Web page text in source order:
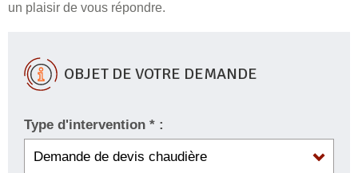
un plaisir de vous répondre.
OBJET DE VOTRE DEMANDE
Type d'intervention * :